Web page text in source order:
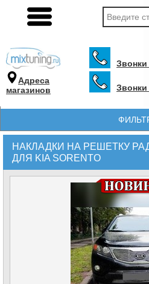
Адреса
магазинов
НАКЛАДКИ НА РЕШЕТКУ
ДЛЯ KIA SORENTO